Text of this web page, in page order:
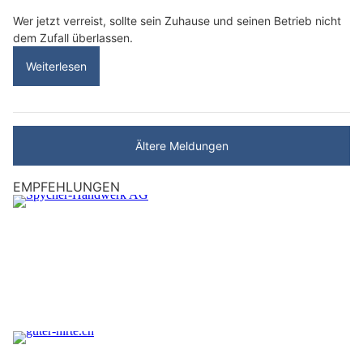
Wer jetzt verreist, sollte sein Zuhause und seinen Betrieb nicht
dem Zufall überlassen.
Weiterlesen
Ältere Meldungen
EMPFEHLUNGEN